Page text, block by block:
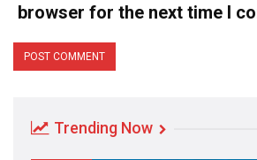
browser for the next time I
Trending Now